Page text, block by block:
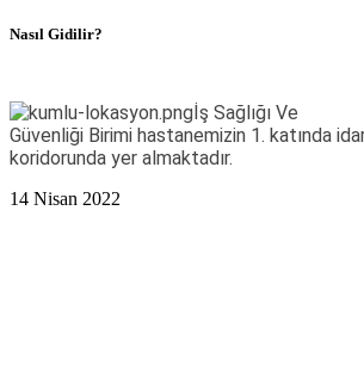
Nasıl Gidilir?
İş Sağlığı Ve
Güvenliği Birimi hastanemizin 1. katında
koridorunda yer almaktadır.
14 Nisan 2022